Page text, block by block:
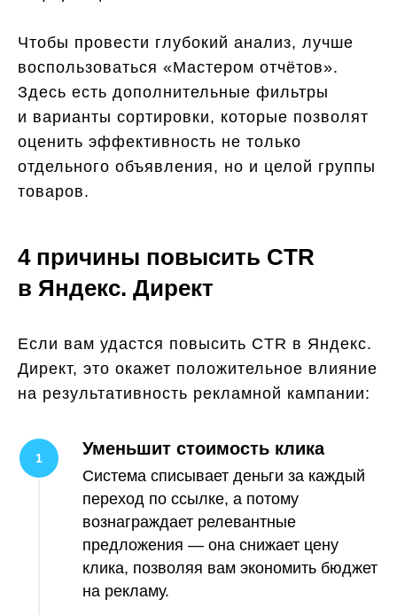
Чтобы провести глубокий анализ, лучше
воспользоваться «Мастером отчётов».
Здесь есть дополнительные фильтры
и варианты сортировки, которые позволят
оценить эффективность не только
отдельного объявления, но и целой группы
товаров.
4 причины повысить CTR
в Яндекс. Директ
Если вам удастся повысить CTR в Яндекс.
Директ, это окажет положительное влияние
на результативность рекламной кампании:
Уменьшит стоимость клика
Система списывает деньги за каждый
переход по ссылке, а потому
вознаграждает релевантные
предложения — она снижает цену
клика, позволяя вам экономить бюджет
на рекламу.